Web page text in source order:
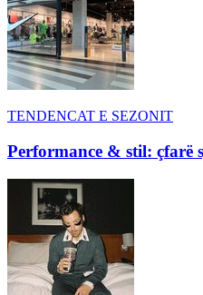
TENDENCAT E SEZONIT
Performance & stil: çfarë